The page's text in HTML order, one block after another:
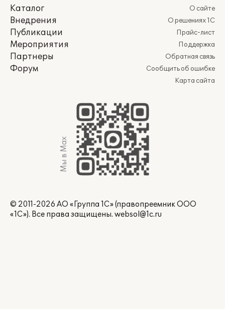
Каталог
Внедрения
Публикации
Мероприятия
Партнеры
Форум
О сайте
О решениях 1С
Прайс-лист
Поддержка
Обратная связь
Сообщить об ошибке
Карта сайта
Мы в Max
© 2011-2026 АО «Группа 1С» (правопреемник ООО
«1С»). Все права защищены. websol@1c.ru